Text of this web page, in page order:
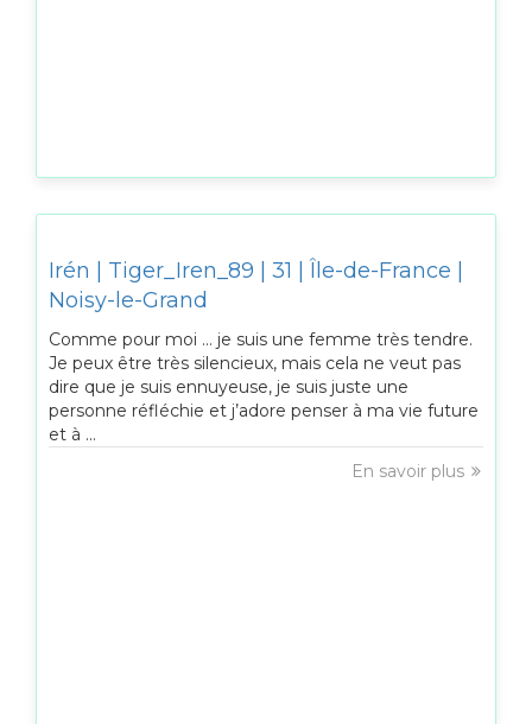
Irén | Tiger_Iren_89 | 31 | Île-de-France |
Noisy-le-Grand
Comme pour moi … je suis une femme très tendre.
Je peux être très silencieux, mais cela ne veut pas
dire que je suis ennuyeuse, je suis juste une
personne réfléchie et j’adore penser à ma vie future
et à ...
En savoir plus